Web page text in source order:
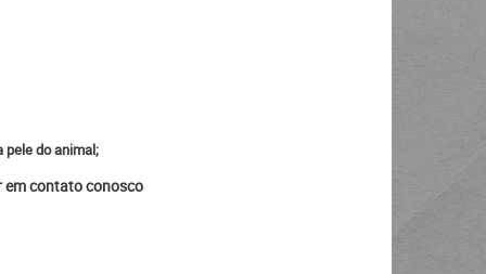
pele do animal;
em contato conosco